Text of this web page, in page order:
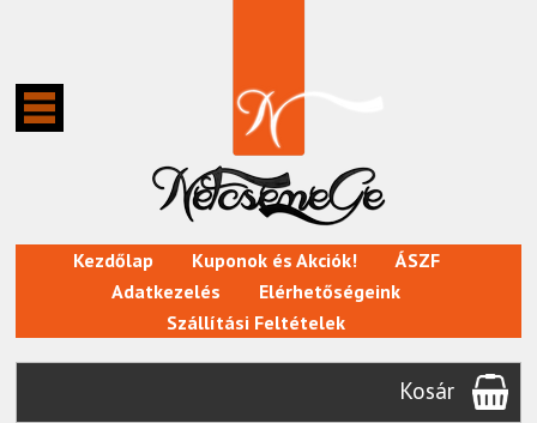
Kezdőlap Kuponok és Akciók!
ÁSZF
Adatkezelés
Elérhetőségeink
Szállítási Feltételek
Kosár